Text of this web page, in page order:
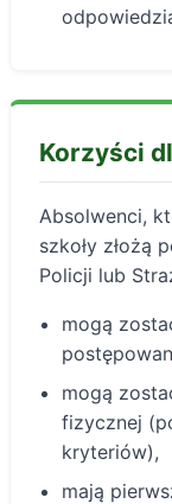
Korzyści
Absolwenci,
szkoły złożą
Policji lub
mogą
mogą
fizycznej
kryteriów),
mają